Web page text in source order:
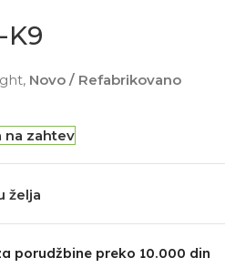
K9
Novo / Refabrikovano
na zahtev
želja
porudžbine preko 10.000 din